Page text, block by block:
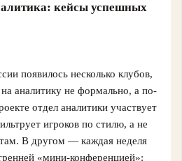
кейсы успешных
появилось несколько клубов,
аналитику не формально, а по-
отдел аналитики участвует
игроков по стилю, а не
В другом — каждая неделя
«мини-конференцией»: